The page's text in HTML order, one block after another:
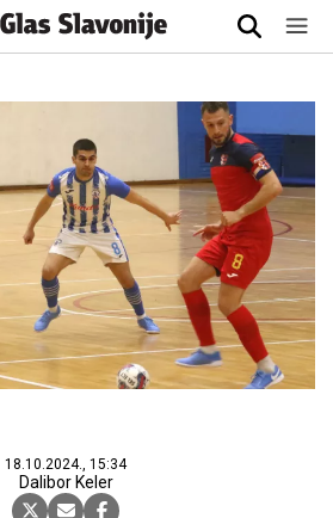
18.10.2024., 15:34
Dalibor Keler